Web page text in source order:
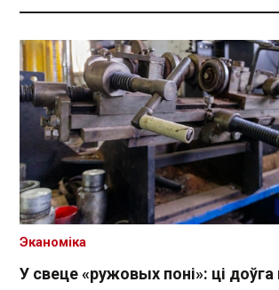
У свеце «ружовых поні»: ці
Эканоміка